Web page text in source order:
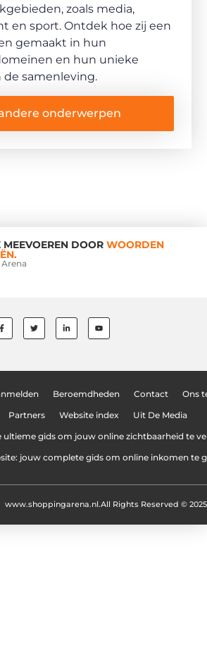
zoals media,
en sport. Ontdek hoe zij een
gemaakt in hun
en hun unieke
de samenleving.
onderwerpen
MEEVOEREN DOOR WOORDEN
Beroemdheden Contact Ons
Partners Website index Uit De Media
ultieme gids om jouw online zichtbaarheid te
jouw complete gids om online inkomen te
All Rights Reserved © 2025
www.shoppingarena.nl.